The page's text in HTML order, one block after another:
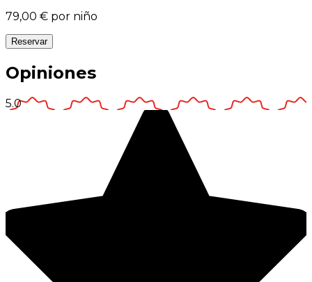
79,00 € por niño
Reservar
Opiniones
5.0